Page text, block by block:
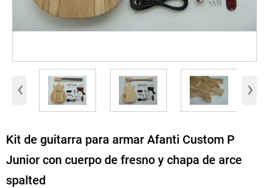
‹ ›
Kit de guitarra para armar Afanti Custom P
Junior con cuerpo de fresno y chapa de arce
spalted